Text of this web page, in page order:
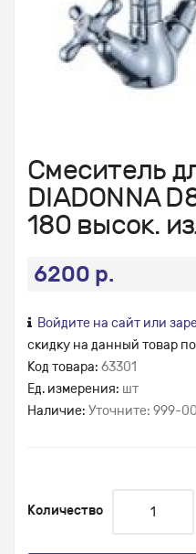
Смеситель
DIADONNA
180 высок.
6200 р.
Войдите на сайт или
скидку на данный товар
Код товара: 63301
Ед. измерения: шт
Наличие: Уточните: 999-
Количество